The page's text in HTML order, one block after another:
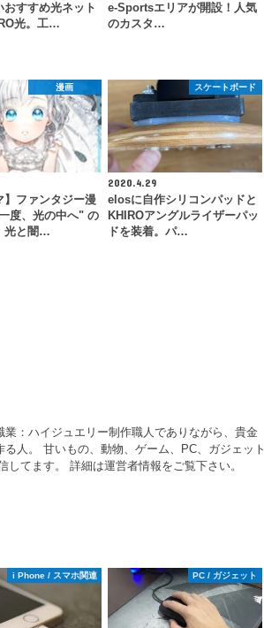
おすすめ光ネット
光。工…
e-Sportsエリアが開設！人気
のカスタ…
漫画
】ファンタジー漫
度、光の中へ" の
光と闇…
スケートボード
2020.4.29
elosに自作シリコンパッドと
KHIROアングルライザーパッ
ドを装着。パ…
：ハイジュエリー制作職人でありながら、貴金
人。 甘いもの、動物、ゲーム、PC、ガジェット
てます。 詳細は運営者情報をご覧下さい。
i Phone / スマホ関連 PC / ガジェット